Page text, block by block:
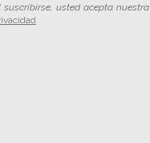
suscribirse, usted acepta nuestra